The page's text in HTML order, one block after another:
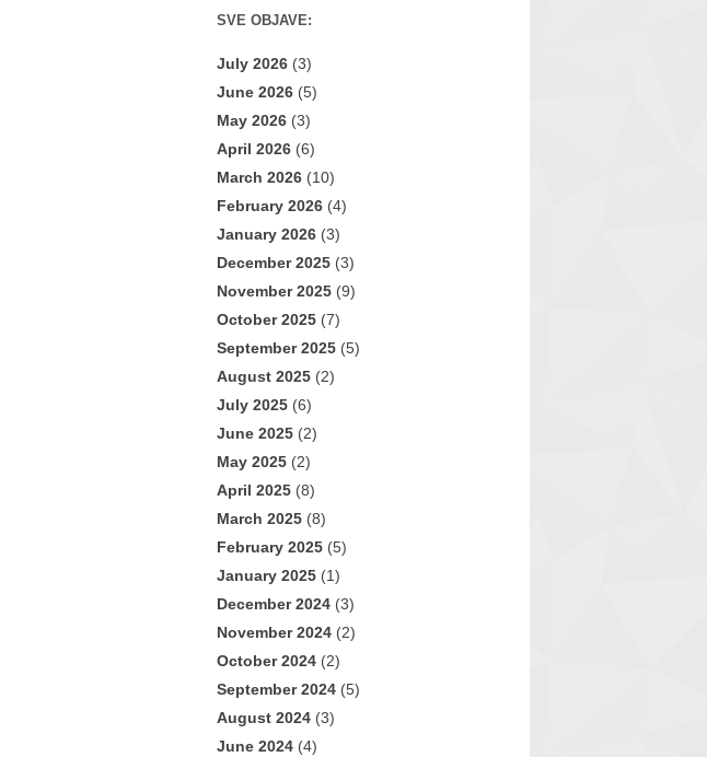
SVE OBJAVE:
July 2026 (3)
June 2026 (5)
May 2026 (3)
April 2026 (6)
March 2026 (10)
February 2026 (4)
January 2026 (3)
December 2025 (3)
November 2025 (9)
October 2025 (7)
September 2025 (5)
August 2025 (2)
July 2025 (6)
June 2025 (2)
May 2025 (2)
April 2025 (8)
March 2025 (8)
February 2025 (5)
January 2025 (1)
December 2024 (3)
November 2024 (2)
October 2024 (2)
September 2024 (5)
August 2024 (3)
June 2024 (4)